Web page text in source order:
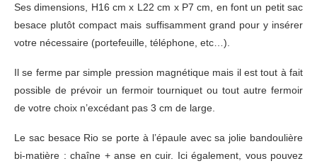
Ses dimensions, H16 cm x L22 cm x P7 cm, en font un petit sac
besace plutôt compact mais suffisamment grand pour y insérer
votre nécessaire (portefeuille, téléphone, etc…).
Il se ferme par simple pression magnétique mais il est tout à fait
possible de prévoir un fermoir tourniquet ou tout autre fermoir
de votre choix n’excédant pas 3 cm de large.
Le sac besace Rio se porte à l’épaule avec sa jolie bandoulière
bi-matière : chaîne + anse en cuir. Ici également, vous pouvez